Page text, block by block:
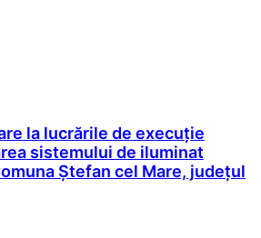
la lucrările de execuție
sistemului de iluminat
Ștefan cel Mare, județul